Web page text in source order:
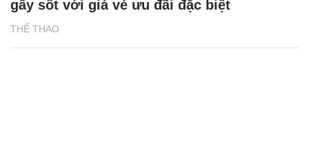
THỂ THAO
gây sốt với giá vé ưu đãi đặc biệt